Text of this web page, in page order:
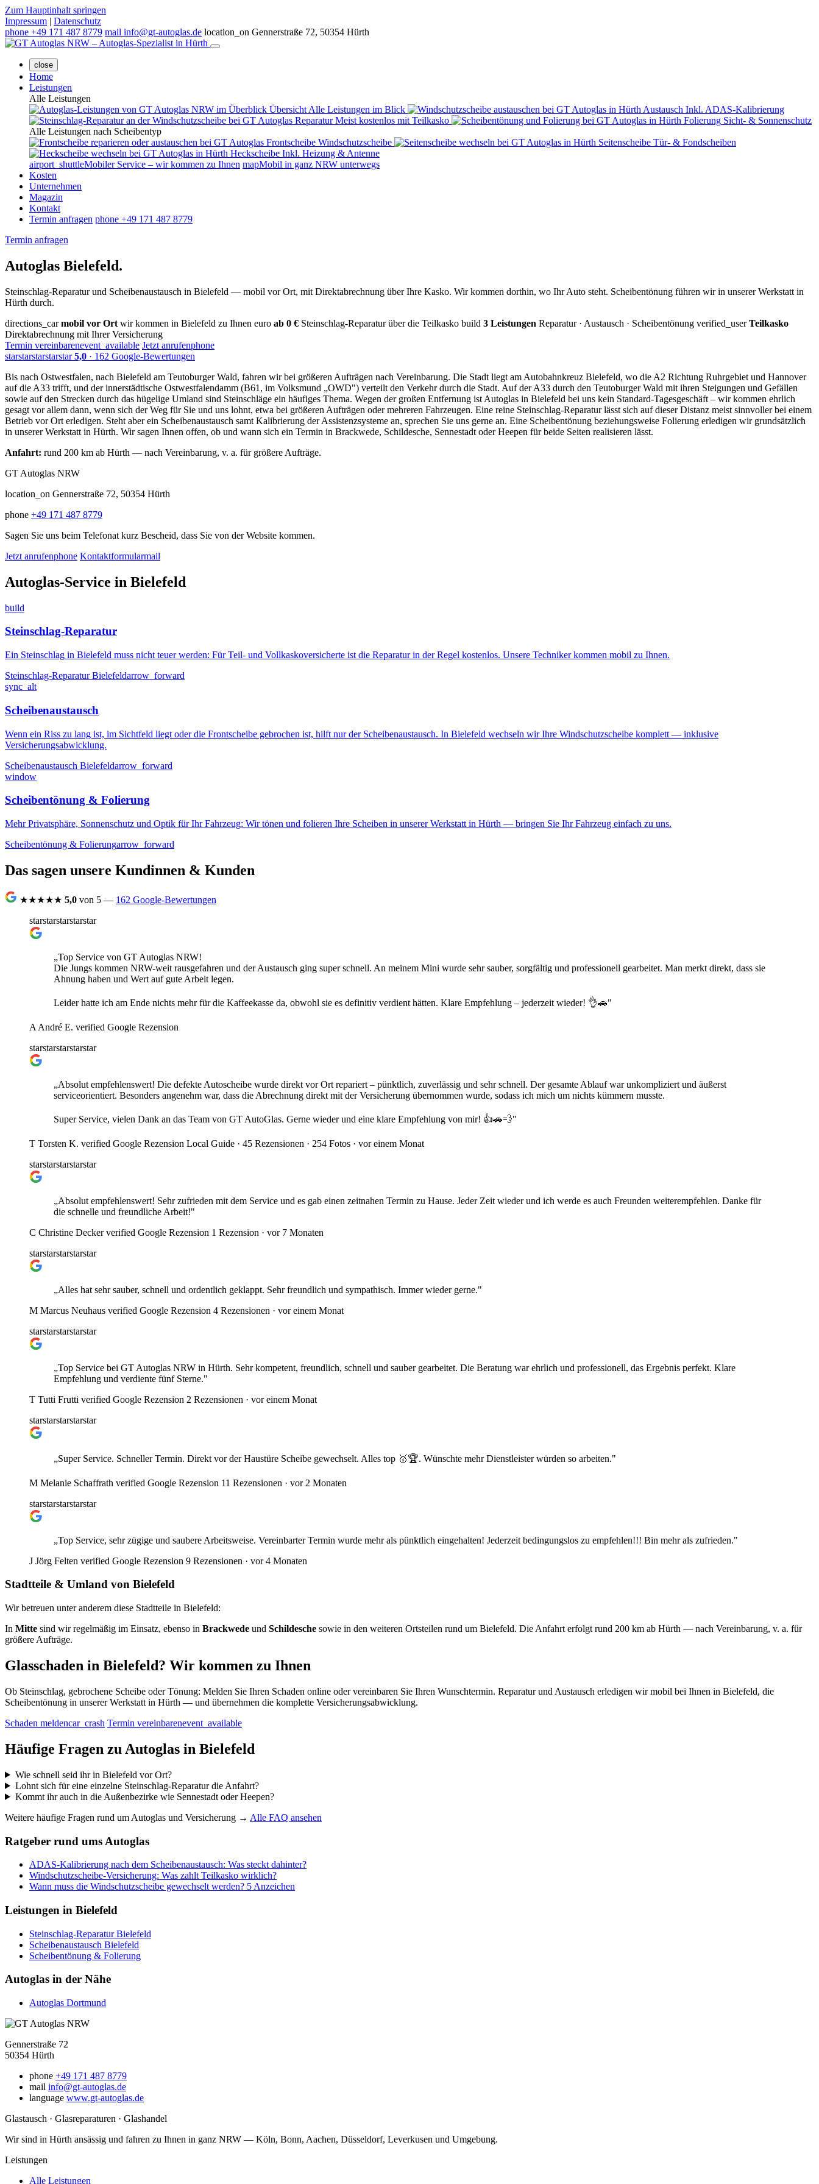
Zum Hauptinhalt springen
Impressum | Datenschutz
phone +49 171 487 8779 mail info@gt-autoglas.de location_on Gennerstraße 72, 50354 Hürth
close
Home
Leistungen
Alle Leistungen
Übersicht Alle Leistungen im Blick Austausch Inkl. ADAS-Kalibrierung
Reparatur Meist kostenlos mit Teilkasko Folierung Sicht- & Sonnenschutz
Alle Leistungen nach Scheibentyp
Frontscheibe Windschutzscheibe Seitenscheibe Tür- & Fondscheiben
Heckscheibe Inkl. Heizung & Antenne
airport_shuttleMobiler Service – wir kommen zu Ihnen mapMobil in ganz NRW unterwegs
Kosten
Unternehmen
Magazin
Kontakt
Termin anfragen phone +49 171 487 8779
Termin anfragen
Autoglas Bielefeld.
Steinschlag-Reparatur und Scheibenaustausch in Bielefeld — mobil vor Ort, mit Direktabrechnung über Ihre Kasko. Wir kommen dorthin, wo Ihr Auto steht. Scheibentönung führen wir in unserer Werkstatt in
Hürth durch.
directions_car mobil vor Ort wir kommen in Bielefeld zu Ihnen euro ab 0 € Steinschlag-Reparatur über die Teilkasko build 3 Leistungen Reparatur · Austausch · Scheibentönung verified_user Teilkasko
Direktabrechnung mit Ihrer Versicherung
Termin vereinbarenevent_available Jetzt anrufenphone
starstarstarstarstar 5,0 · 162 Google-Bewertungen
Bis nach Ostwestfalen, nach Bielefeld am Teutoburger Wald, fahren wir bei größeren Aufträgen nach Vereinbarung. Die Stadt liegt am Autobahnkreuz Bielefeld, wo die A2 Richtung Ruhrgebiet und Hannover
auf die A33 trifft, und der innerstädtische Ostwestfalendamm (B61, im Volksmund „OWD") verteilt den Verkehr durch die Stadt. Auf der A33 durch den Teutoburger Wald mit ihren Steigungen und Gefällen
sowie auf den Strecken durch das hügelige Umland sind Steinschläge ein häufiges Thema. Wegen der großen Entfernung ist Autoglas in Bielefeld bei uns kein Standard-Tagesgeschäft – wir kommen ehrlich
gesagt vor allem dann, wenn sich der Weg für Sie und uns lohnt, etwa bei größeren Aufträgen oder mehreren Fahrzeugen. Eine reine Steinschlag-Reparatur lässt sich auf dieser Distanz meist sinnvoller bei einem
Betrieb vor Ort erledigen. Steht aber ein Scheibenaustausch samt Kalibrierung der Assistenzsysteme an, sprechen Sie uns gerne an. Eine Scheibentönung beziehungsweise Folierung erledigen wir grundsätzlich
in unserer Werkstatt in Hürth. Wir sagen Ihnen offen, ob und wann sich ein Termin in Brackwede, Schildesche, Sennestadt oder Heepen für beide Seiten realisieren lässt.
Anfahrt: rund 200 km ab Hürth — nach Vereinbarung, v. a. für größere Aufträge.
GT Autoglas NRW
location_on Gennerstraße 72, 50354 Hürth
phone +49 171 487 8779
Sagen Sie uns beim Telefonat kurz Bescheid, dass Sie von der Website kommen.
Jetzt anrufenphone Kontaktformularmail
Autoglas-Service in Bielefeld
build
Steinschlag-Reparatur
Ein Steinschlag in Bielefeld muss nicht teuer werden: Für Teil- und Vollkaskoversicherte ist die Reparatur in der Regel kostenlos. Unsere Techniker kommen mobil zu Ihnen.
Steinschlag-Reparatur Bielefeldarrow_forward
sync_alt
Scheibenaustausch
Wenn ein Riss zu lang ist, im Sichtfeld liegt oder die Frontscheibe gebrochen ist, hilft nur der Scheibenaustausch. In Bielefeld wechseln wir Ihre Windschutzscheibe komplett — inklusive
Versicherungsabwicklung.
Scheibenaustausch Bielefeldarrow_forward
window
Scheibentönung & Folierung
Mehr Privatsphäre, Sonnenschutz und Optik für Ihr Fahrzeug: Wir tönen und folieren Ihre Scheiben in unserer Werkstatt in Hürth — bringen Sie Ihr Fahrzeug einfach zu uns.
Scheibentönung & Folierungarrow_forward
Das sagen unsere Kundinnen & Kunden
★★★★★ 5,0 von 5 — 162 Google-Bewertungen
starstarstarstarstar
„Top Service von GT Autoglas NRW!
Die Jungs kommen NRW-weit rausgefahren und der Austausch ging super schnell. An meinem Mini wurde sehr sauber, sorgfältig und professionell gearbeitet. Man merkt direkt, dass sie
Ahnung haben und Wert auf gute Arbeit legen.
Leider hatte ich am Ende nichts mehr für die Kaffeekasse da, obwohl sie es definitiv verdient hätten. Klare Empfehlung – jederzeit wieder! 👌🚗"
A André E. verified Google Rezension
starstarstarstarstar
„Absolut empfehlenswert! Die defekte Autoscheibe wurde direkt vor Ort repariert – pünktlich, zuverlässig und sehr schnell. Der gesamte Ablauf war unkompliziert und äußerst
serviceorientiert. Besonders angenehm war, dass die Abrechnung direkt mit der Versicherung übernommen wurde, sodass ich mich um nichts kümmern musste.
Super Service, vielen Dank an das Team von GT AutoGlas. Gerne wieder und eine klare Empfehlung von mir! 👍🚗💨"
T Torsten K. verified Google Rezension Local Guide · 45 Rezensionen · 254 Fotos · vor einem Monat
starstarstarstarstar
„Absolut empfehlenswert! Sehr zufrieden mit dem Service und es gab einen zeitnahen Termin zu Hause. Jeder Zeit wieder und ich werde es auch Freunden weiterempfehlen. Danke für
die schnelle und freundliche Arbeit!"
C Christine Decker verified Google Rezension 1 Rezension · vor 7 Monaten
starstarstarstarstar
„Alles hat sehr sauber, schnell und ordentlich geklappt. Sehr freundlich und sympathisch. Immer wieder gerne."
M Marcus Neuhaus verified Google Rezension 4 Rezensionen · vor einem Monat
starstarstarstarstar
„Top Service bei GT Autoglas NRW in Hürth. Sehr kompetent, freundlich, schnell und sauber gearbeitet. Die Beratung war ehrlich und professionell, das Ergebnis perfekt. Klare
Empfehlung und verdiente fünf Sterne."
T Tutti Frutti verified Google Rezension 2 Rezensionen · vor einem Monat
starstarstarstarstar
„Super Service. Schneller Termin. Direkt vor der Haustüre Scheibe gewechselt. Alles top 🥇🏆. Wünschte mehr Dienstleister würden so arbeiten."
M Melanie Schaffrath verified Google Rezension 11 Rezensionen · vor 2 Monaten
starstarstarstarstar
„Top Service, sehr zügige und saubere Arbeitsweise. Vereinbarter Termin wurde mehr als pünktlich eingehalten! Jederzeit bedingungslos zu empfehlen!!! Bin mehr als zufrieden."
J Jörg Felten verified Google Rezension 9 Rezensionen · vor 4 Monaten
Stadtteile & Umland von Bielefeld
Wir betreuen unter anderem diese Stadtteile in Bielefeld:
In Mitte sind wir regelmäßig im Einsatz, ebenso in Brackwede und Schildesche sowie in den weiteren Ortsteilen rund um Bielefeld. Die Anfahrt erfolgt rund 200 km ab Hürth — nach Vereinbarung, v. a. für
größere Aufträge.
Glasschaden in Bielefeld? Wir kommen zu Ihnen
Ob Steinschlag, gebrochene Scheibe oder Tönung: Melden Sie Ihren Schaden online oder vereinbaren Sie Ihren Wunschtermin. Reparatur und Austausch erledigen wir mobil bei Ihnen in Bielefeld, die
Scheibentönung in unserer Werkstatt in Hürth — und übernehmen die komplette Versicherungsabwicklung.
Schaden meldencar_crash Termin vereinbarenevent_available
Häufige Fragen zu Autoglas in Bielefeld
Wie schnell seid ihr in Bielefeld vor Ort?
Lohnt sich für eine einzelne Steinschlag-Reparatur die Anfahrt?
Kommt ihr auch in die Außenbezirke wie Sennestadt oder Heepen?
Weitere häufige Fragen rund um Autoglas und Versicherung → Alle FAQ ansehen
Ratgeber rund ums Autoglas
ADAS-Kalibrierung nach dem Scheibenaustausch: Was steckt dahinter?
Windschutzscheibe-Versicherung: Was zahlt Teilkasko wirklich?
Wann muss die Windschutzscheibe gewechselt werden? 5 Anzeichen
Leistungen in Bielefeld
Steinschlag-Reparatur Bielefeld
Scheibenaustausch Bielefeld
Scheibentönung & Folierung
Autoglas in der Nähe
Autoglas Dortmund
Gennerstraße 72
50354 Hürth
phone +49 171 487 8779
mail info@gt-autoglas.de
language www.gt-autoglas.de
Glastausch · Glasreparaturen · Glashandel
Wir sind in Hürth ansässig und fahren zu Ihnen in ganz NRW — Köln, Bonn, Aachen, Düsseldorf, Leverkusen und Umgebung.
Leistungen
Alle Leistungen